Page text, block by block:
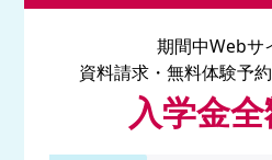
期間中Webサ
資料請求・無料体験予
入学金